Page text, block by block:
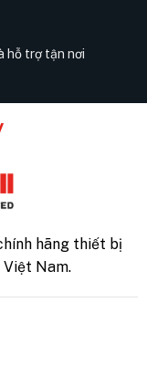
hỗ trợ tận nơi
hãng thiết bị
Việt Nam.